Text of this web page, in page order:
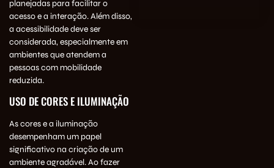
planejadas para facilitar o
acesso e a interação. Além disso,
a acessibilidade deve ser
considerada, especialmente em
ambientes que atendem a
pessoas com mobilidade
reduzida.
USO DE CORES E ILUMINAÇÃO
As cores e a iluminação
desempenham um papel
significativo na criação de um
ambiente agradável. Ao fazer